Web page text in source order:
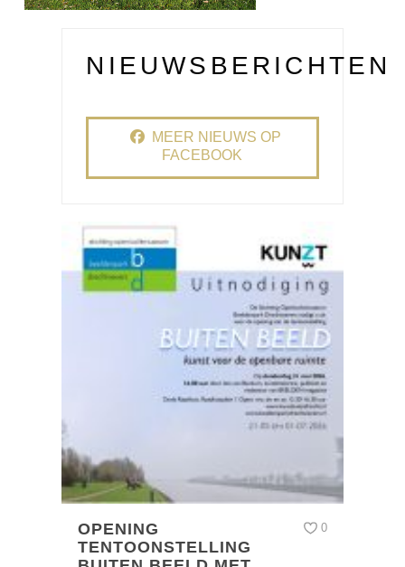
NIEUWSBERICHTEN
MEER NIEUWS OP
FACEBOOK
OPENING
TENTOONSTELLING
0